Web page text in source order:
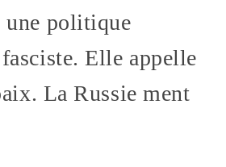
une politique
Elle appelle
La Russie ment